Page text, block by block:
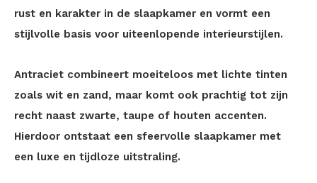
rust en karakter in de slaapkamer en vormt een
stijlvolle basis voor uiteenlopende interieurstijlen.
Antraciet combineert moeiteloos met lichte tinten
zoals wit en zand, maar komt ook prachtig tot zijn
recht naast zwarte, taupe of houten accenten.
Hierdoor ontstaat een sfeervolle slaapkamer met
een luxe en tijdloze uitstraling.